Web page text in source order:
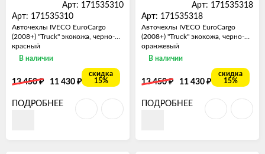
Арт: 171535310
Арт: 171535310
Авточехлы IVECO EuroCargo
(2008+) "Truck" экокожа, черно-
красный
В наличии
13 450₽ 11 430 ₽
скидка
15%
ПОДРОБНЕЕ
Арт: 171535318
Арт: 171535318
Авточехлы IVECO EuroCargo
(2008+) "Truck" экокожа, черно-
оранжевый
В наличии
13 450₽ 11 430 ₽
скидка
15%
ПОДРОБНЕЕ